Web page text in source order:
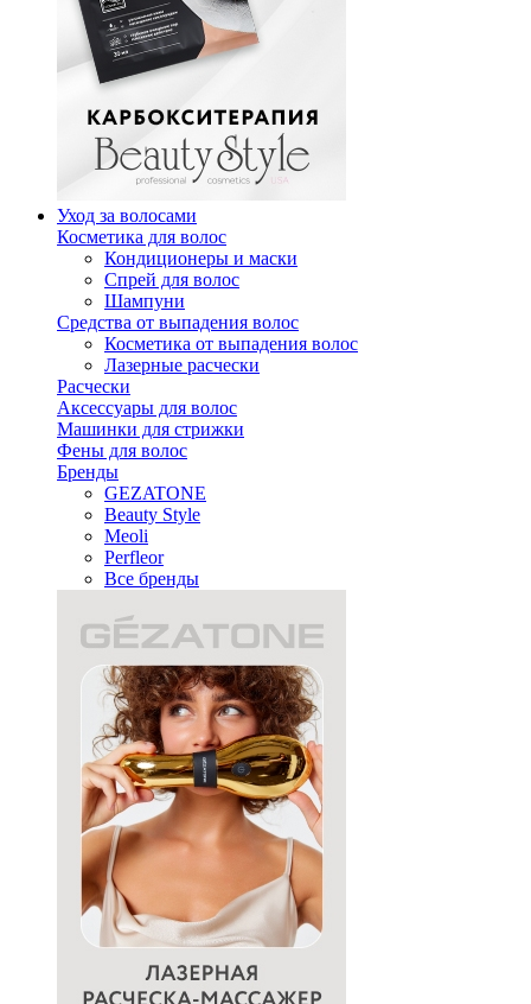
Уход за волосами
Косметика для волос
Кондиционеры и маски
Спрей для волос
Шампуни
Средства от выпадения волос
Косметика от выпадения волос
Лазерные расчески
Расчески
Аксессуары для волос
Машинки для стрижки
Фены для волос
Бренды
GEZATONE
Beauty Style
Meoli
Perfleor
Все бренды